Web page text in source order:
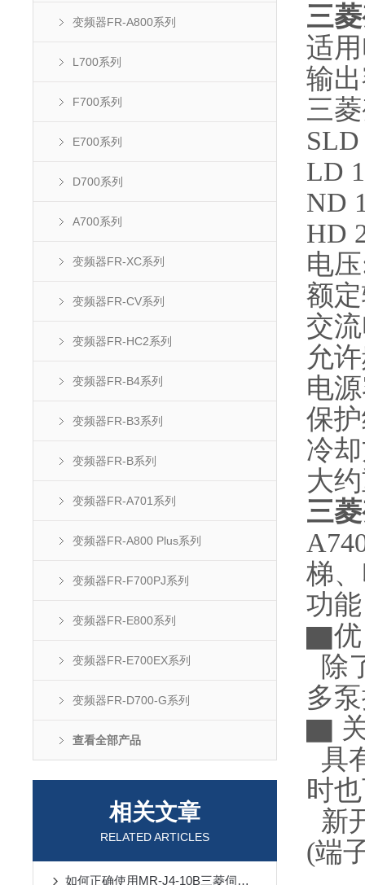
变频器FR-A800系列
L700系列
F700系列
E700系列
D700系列
A700系列
变频器FR-XC系列
变频器FR-CV系列
变频器FR-HC2系列
变频器FR-B4系列
变频器FR-B3系列
变频器FR-B系列
变频器FR-A701系列
变频器FR-A800 Plus系列
变频器FR-F700PJ系列
变频器FR-E800系列
变频器FR-E700EX系列
变频器FR-D700-G系列
查看全部产品
相关文章
RELATED ARTICLES
如何正确使用MR-J4-10B三菱伺服电机？
三
适
输
三
LD
ND
HD
电
额
交
允
电
保
冷
大
三
梯
功
▇优
除
多
▇
具
时
新
(端